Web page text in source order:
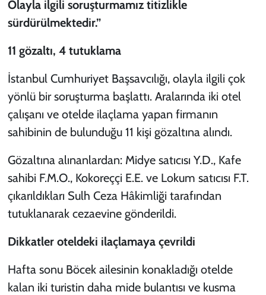
Olayla ilgili soruşturmamız titizlikle
sürdürülmektedir.”
11 gözaltı, 4 tutuklama
İstanbul Cumhuriyet Başsavcılığı, olayla ilgili çok
yönlü bir soruşturma başlattı. Aralarında iki otel
çalışanı ve otelde ilaçlama yapan firmanın
sahibinin de bulunduğu 11 kişi gözaltına alındı.
Gözaltına alınanlardan: Midye satıcısı Y.D., Kafe
sahibi F.M.O., Kokoreççi E.E. ve Lokum satıcısı F.T.
çıkarıldıkları Sulh Ceza Hâkimliği tarafından
tutuklanarak cezaevine gönderildi.
Dikkatler oteldeki ilaçlamaya çevrildi
Hafta sonu Böcek ailesinin konakladığı otelde
kalan iki turistin daha mide bulantısı ve kusma